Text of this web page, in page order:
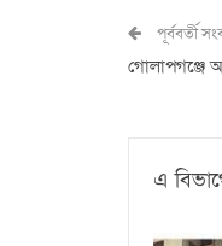
পূর্ববর্তী
গোলাপগঞ্জে
এ